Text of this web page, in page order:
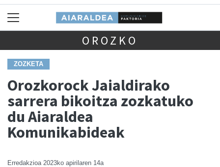
OROZKO
ZOZKETA
Orozkorock Jaialdirako
sarrera bikoitza zozkatuko
du Aiaraldea
Komunikabideak
Erredakzioa 2023ko apirilaren 14a